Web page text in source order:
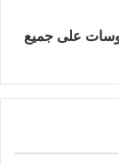
على جميع